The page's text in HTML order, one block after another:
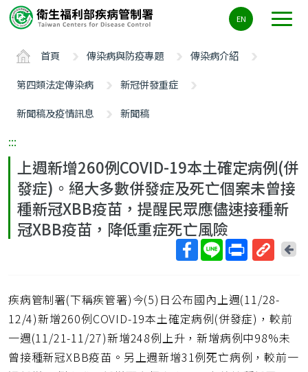
要
ALT+C
EN
首頁 傳染病與防疫專題
傳染病介紹
第四類法定傳染病
新冠併發重症
新聞稿及疫情訊息
新聞稿
:::
上週新增260例COVID-19本土確定病例(併
發症)。絕大多數併發症及死亡個案未曾接
種新冠XBB疫苗，提醒民眾應儘速接種新
冠XBB疫苗，降低重症死亡風險
短
網
址
回
疾病管制署(下稱疾管署)今(5)日公布國內上週(11/28-
12/4)新增260例COVID-19本土確定病例(併發症)，較前
一週(11/21-11/27)新增248例上升，新增病例中98%未
曾接種新冠XBB疫苗。另上週新增31例死亡病例，較前一